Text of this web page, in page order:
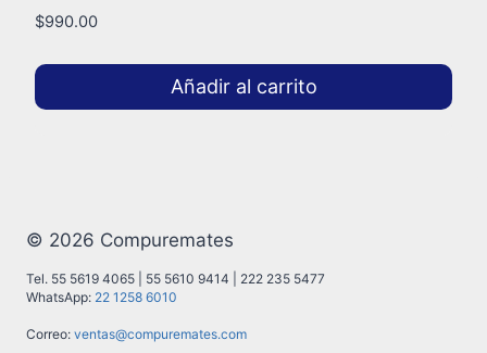
$990.00
Añadir al carrito
© 2026 Compuremates
Tel. 55 5619 4065 | 55 5610 9414 | 222 235 5477
WhatsApp: 22 1258 6010
Correo: ventas@compuremates.com